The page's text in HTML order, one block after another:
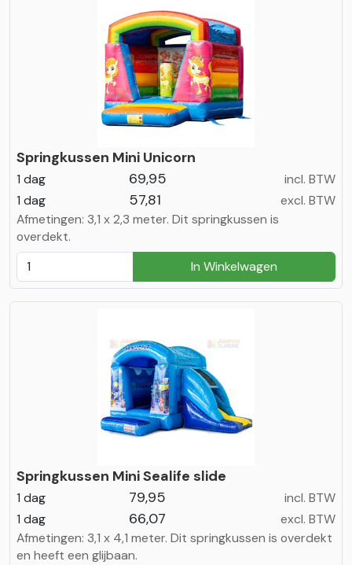
Springkussen Mini Unicorn
1 dag 69,95
incl. BTW
1 dag
57,81
excl. BTW
Afmetingen: 3,1 x 2,3 meter. Dit springkussen is
overdekt.
In Winkelwagen
Springkussen Mini Sealife slide
1 dag 79,95
incl. BTW
1 dag
66,07
excl. BTW
Afmetingen: 3,1 x 4,1 meter. Dit springkussen is overdekt
en heeft een glijbaan.